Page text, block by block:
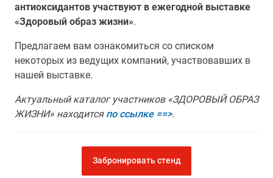
антиоксидантов участвуют в ежегодной выставке
«Здоровый образ жизни».
Предлагаем вам ознакомиться со списком
некоторых из ведущих компаний, участвовавших в
нашей выставке.
Актуальный каталог участников «ЗДОРОВЫЙ ОБРАЗ
ЖИЗНИ» находится по ссылке ==>.
Забронировать стенд